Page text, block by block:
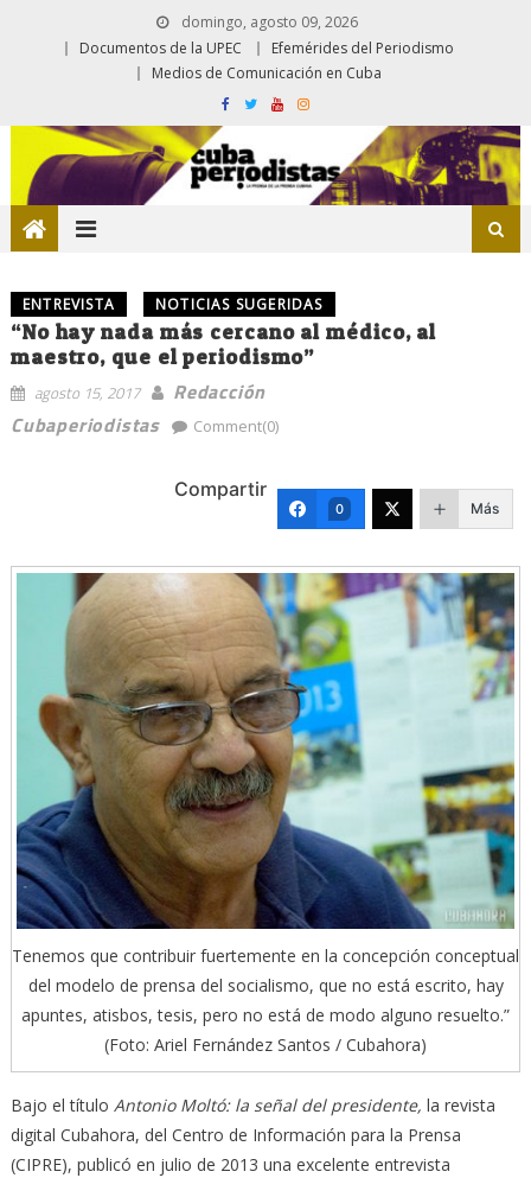
domingo, agosto 09, 2026
Documentos de la UPEC
Efemérides del Periodismo
Medios de Comunicación en Cuba
ENTREVISTA NOTICIAS SUGERIDAS
“No hay nada más cercano al médico, al
maestro, que el periodismo”
agosto 15, 2017
Redacción
Cubaperiodistas
Comment(0)
Compartir
0 Más
Tenemos que contribuir fuertemente en la concepción conceptual
del modelo de prensa del socialismo, que no está escrito, hay
apuntes, atisbos, tesis, pero no está de modo alguno resuelto.”
(Foto: Ariel Fernández Santos / Cubahora)
Bajo el título Antonio Moltó: la señal del presidente, la revista
digital Cubahora, del Centro de Información para la Prensa
(CIPRE), publicó en julio de 2013 una excelente entrevista